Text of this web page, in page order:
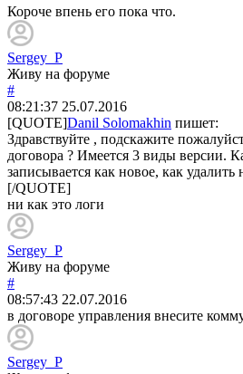
Короче впень его пока что.
Sergey_P
Живу на форуме
#
08:21:37 25.07.2016
[QUOTE]Danil Solomakhin пишет:
Здравствуйте , подскажите
договора ? Имеется 3 виды версии.
записывается как новое, как
[/QUOTE]
ни как это логи
Sergey_P
Живу на форуме
#
08:57:43 22.07.2016
в договоре управления внесите
Sergey_P